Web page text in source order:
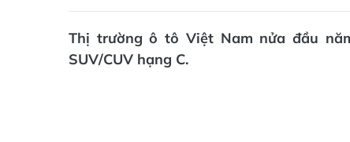
Thị trường ô tô Việt Nam nửa đầu
SUV/CUV hạng C.